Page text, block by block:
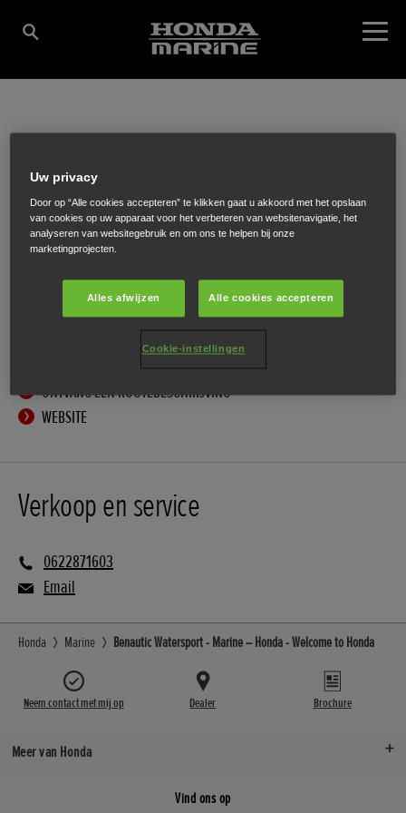
BENAUTIC
WATERSPORT
Binckesstraat 6,Amersfoort,3814 TW
ONTVANG EEN ROUTEBESCHRIJVING
WEBSITE
Verkoop en service
0622871603
Email
Honda Marine Benautic Watersport - Marine – Honda - Welcome to Honda
Neem contact met mij op Dealer Brochure
Meer van Honda
Vind ons op
Uw privacy
Door op “Alle cookies accepteren” te klikken gaat u akkoord met het opslaan
van cookies op uw apparaat voor het verbeteren van websitenavigatie, het
analyseren van websitegebruik en om ons te helpen bij onze
marketingprojecten.
Alles afwijzen Alle cookies accepteren
Cookie-instellingen